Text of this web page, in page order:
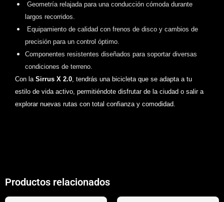
Geometría relajada para una conducción cómoda durante
largos recorridos.
Equipamiento de calidad con frenos de disco y cambios de
precisión para un control óptimo.
Componentes resistentes diseñados para soportar diversas
condiciones de terreno.
Con la Sirrus X 2.0, tendrás una bicicleta que se adapta a tu
estilo de vida activo, permitiéndote disfrutar de la ciudad o salir a
explorar nuevas rutas con total confianza y comodidad.
Productos relacionados